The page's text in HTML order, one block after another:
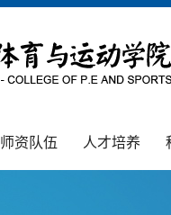
师资队伍 人才培养